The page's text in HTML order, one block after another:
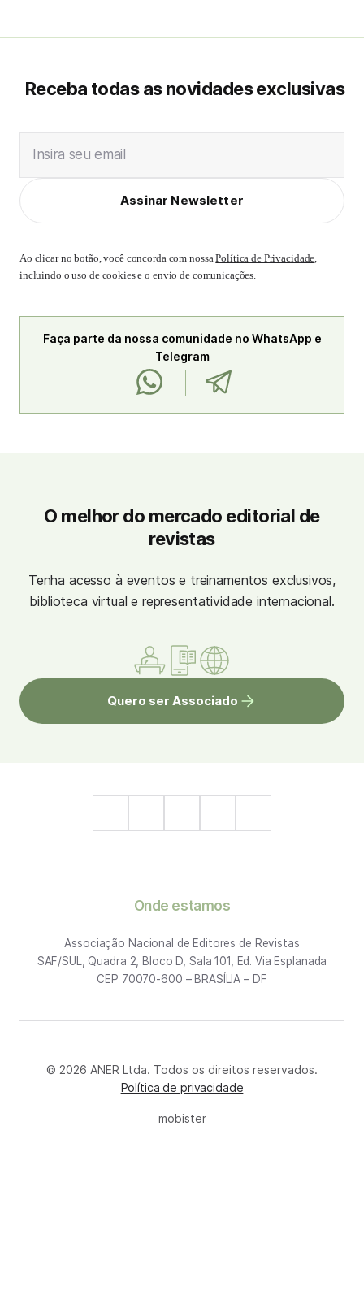
Receba todas as novidades exclusivas
Insira seu email
Assinar Newsletter
Ao clicar no botão, você concorda com nossaPolítica de Privacidade,
incluindo o uso de cookies e o envio de comunicações.
Faça parte da nossa comunidade no WhatsApp e
Telegram
O melhor do mercado editorial de
revistas
Tenha acesso à eventos e treinamentos exclusivos,
biblioteca virtual e representatividade internacional.
Quero ser Associado
Onde estamos
Associação Nacional de Editores de Revistas
SAF/SUL, Quadra 2, Bloco D, Sala 101, Ed. Via Esplanada
CEP 70070-600 – BRASÍLIA – DF
© 2026 ANER Ltda. Todos os direitos reservados.
Política de privacidade
mobister